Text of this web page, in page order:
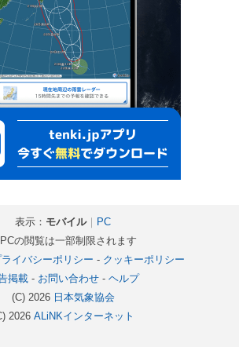
表示： モバイル｜ PC
の閲覧は一部制限されます
ライバシーポリシー - クッキーポリシー
掲載- お問い合わせ- ヘルプ
(C) 2026 日本気象協会
2026 ALiNKインターネット